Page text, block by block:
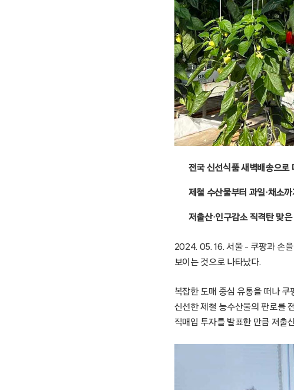
전국 신선식품 새벽배송으
제철 수산물부터 과일·채소
저출산·인구감소 직격탄 맞
2024. 05. 16. 서울 – 쿠팡과 손
보이는 것으로 나타났다.
복잡한 도매 중심 유통을 떠나
신선한 제철 농수산물의 판로를
직매입 투자를 발표한 만큼 저출